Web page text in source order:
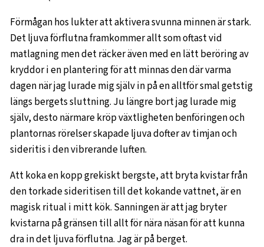
Förmågan hos lukter att aktivera svunna minnen är stark.
Det ljuva förflutna framkommer allt som oftast vid
matlagning men det räcker även med en lätt beröring av
kryddor i en plantering för att minnas den där varma
dagen när jag lurade mig själv in på en alltför smal getstig
längs bergets sluttning. Ju längre bort jag lurade mig
själv, desto närmare kröp växtligheten benföringen och
plantornas rörelser skapade ljuva dofter av timjan och
sideritis i den vibrerande luften.
Att koka en kopp grekiskt bergste, att bryta kvistar från
den torkade sideritisen till det kokande vattnet, är en
magisk ritual i mitt kök. Sanningen är att jag bryter
kvistarna på gränsen till allt för nära näsan för att kunna
dra in det ljuva förflutna. Jag är på berget.